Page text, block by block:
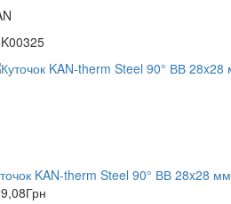
KAN-therm Steel 90° ВВ 28x28 мм
Грн